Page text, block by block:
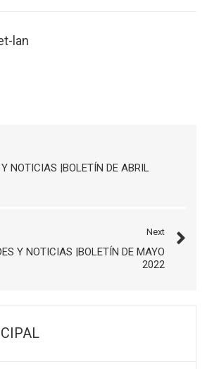
lan
NOTICIAS |BOLETÍN DE ABRIL
Next
Y NOTICIAS |BOLETÍN DE MAYO
2022